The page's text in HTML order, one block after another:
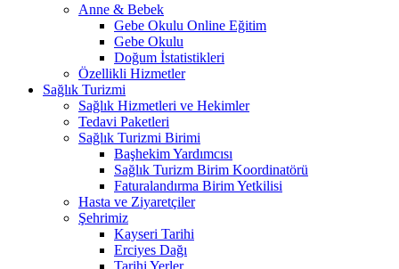
Anne & Bebek
Gebe Okulu Online Eğitim
Gebe Okulu
Doğum İstatistikleri
Özellikli Hizmetler
Sağlık Turizmi
Sağlık Hizmetleri ve Hekimler
Tedavi Paketleri
Sağlık Turizmi Birimi
Başhekim Yardımcısı
Sağlık Turizm Birim Koordinatörü
Faturalandırma Birim Yetkilisi
Hasta ve Ziyaretçiler
Şehrimiz
Kayseri Tarihi
Erciyes Dağı
Tarihi Yerler